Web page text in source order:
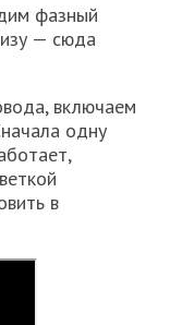
фазный
— сюда
включаем
одну
в